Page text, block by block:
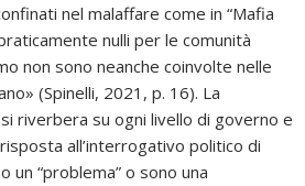
nel malaffare come in “Mafia
nulli per le comunità
non sono neanche coinvolte nelle
(Spinelli, 2021, p. 16). La
riverbera su ogni livello di governo e
all’interrogativo politico di
un “problema” o sono una